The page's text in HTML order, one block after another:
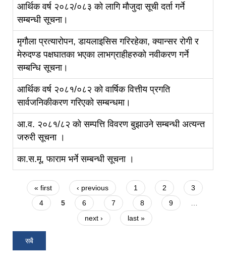
आर्थिक वर्ष २०८२/०८३ को लागि मौजुदा सूची दर्ता गर्ने
सम्बन्धी सूचना।
मृगौला प्रत्यारोपन, डायलाइसिस गरिरहेका, क्यान्सर रोगी र
मेरुदण्ड पक्षघातका भएका लाभग्राहीहरुको नवीकरण गर्ने
सम्बन्धि सूचना।
आर्थिक वर्ष २०८१/०८२ को वार्षिक वित्तीय प्रगति
सार्वजनिकीकरण गरिएको सम्बन्धमा।
आ.व. २०८१/८२ को सम्पत्ति विवरण बुझाउने सम्बन्धी अत्यन्त
जरुरी सूचना ।
का.स.मू. फाराम भर्ने सम्बन्धी सूचना ।
Pages
« first ‹ previous 1 2
3
4
5 6 7 8 9
…
next ›
last »
सबै